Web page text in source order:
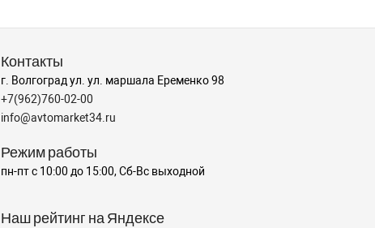
Контакты
г. Волгоград ул. ул. маршала Еременко 98
+7(962)760-02-00
info@avtomarket34.ru
Режим работы
пн-пт с 10:00 до 15:00, Сб-Вс выходной
Наш рейтинг на Яндексе